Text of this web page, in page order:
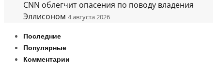
CNN облегчит опасения по поводу владения
Эллисоном 4 августа 2026
Последние
Популярные
Комментарии